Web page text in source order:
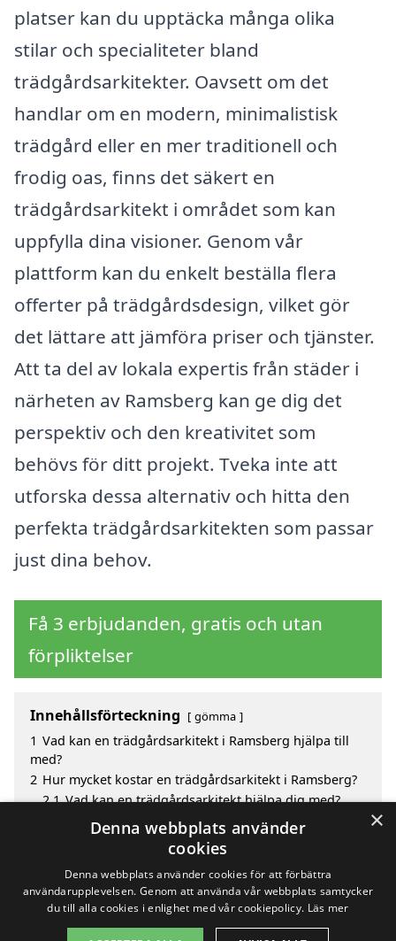
platser kan du upptäcka många olika
stilar och specialiteter bland
trädgårdsarkitekter. Oavsett om det
handlar om en modern, minimalistisk
trädgård eller en mer traditionell och
frodig oas, finns det säkert en
trädgårdsarkitekt i området som kan
uppfylla dina visioner. Genom vår
plattform kan du enkelt beställa flera
offerter på trädgårdsdesign, vilket gör
det lättare att jämföra priser och tjänster.
Att ta del av lokala expertis från städer i
närheten av Ramsberg kan ge dig det
perspektiv och den kreativitet som
behövs för ditt projekt. Tveka inte att
utforska dessa alternativ och hitta den
perfekta trädgårdsarkitekten som passar
just dina behov.
Få 3 erbjudanden, gratis och utan
förpliktelser
Innehållsförteckning gömma
1 Vad kan en trädgårdsarkitekt i Ramsberg hjälpa till
med?
2 Hur mycket kostar en trädgårdsarkitekt i Ramsberg?
2.1 Vad kan en trädgårdsarkitekt hjälpa dig med?
Fördelar med att välja trädgårdsarkitekt i Ramsberg
Sök efter en skicklig trädgårdsarkitekt i de
omgivande städerna Ramsberg
×
Denna webbplats använder
cookies
Denna webbplats använder cookies för att förbättra
användarupplevelsen. Genom att använda vår webbplats samtycker
du till alla cookies i enlighet med vår cookiepolicy. Läs mer